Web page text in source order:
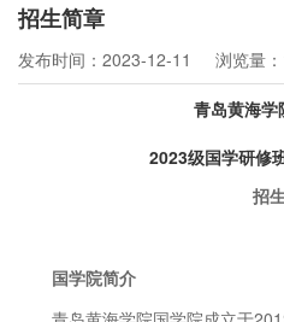
招生简章
发布时间：2023-12-11 浏览量
青岛黄海学
2023级国学研修
招
国学院简介